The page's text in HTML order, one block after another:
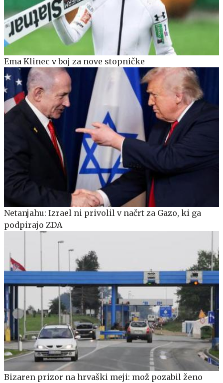
Ema Klinec v boj za nove stopničke
Netanjahu: Izrael ni privolil v načrt za Gazo, ki ga
podpirajo ZDA
Bizaren prizor na hrvaški meji: mož pozabil ženo